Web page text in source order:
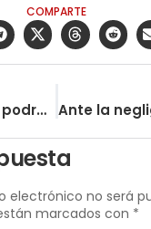
COMPARTE
La pobreza no se podrá erradicar mientras exista el capitalismo
electrónico no será
marcados con *